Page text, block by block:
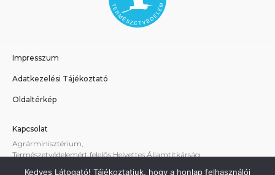
Impresszum
Adatkezelési Tájékoztató
Oldaltérkép
Kapcsolat
Agrárminisztérium,
Természetvédelemért felelős Helyettes Államtitkárság
Kedves Látogató! Tájékoztatjuk, hogy a honlap felhasználói